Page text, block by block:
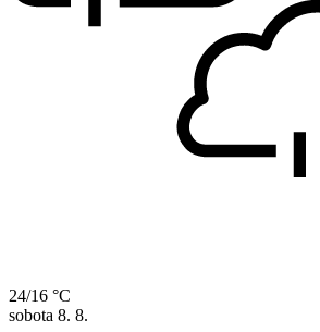
24/16 °C
sobota 8. 8.